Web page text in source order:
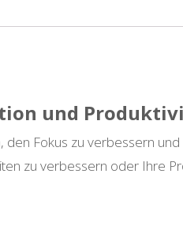
und
Fokus zu verbessern
zu verbessern oder Ihre